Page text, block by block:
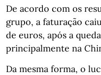
De acordo com os
grupo, a faturação
de euros, após a
principalmente na
Da mesma forma, o